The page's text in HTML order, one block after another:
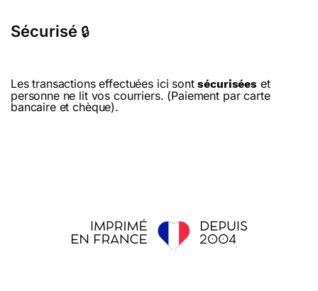
Sécurisé 🔒
Les transactions effectuées ici sontsécurisées et
personne ne lit vos courriers. (Paiement par carte
bancaire et chèque).